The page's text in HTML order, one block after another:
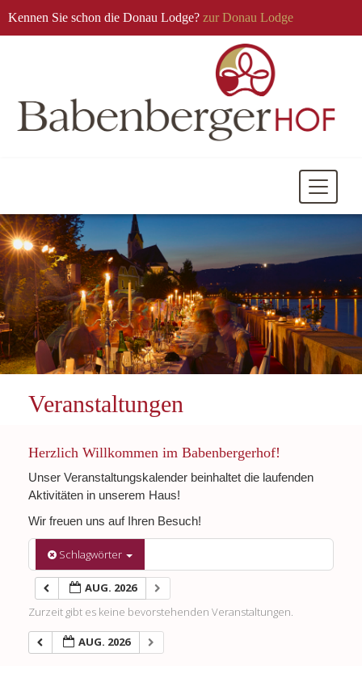
Kennen Sie schon die Donau Lodge? zur Donau Lodge
Mobile
Veranstaltungen
Herzlich Willkommen im Babenbergerhof!
Unser Veranstaltungskalender beinhaltet die laufenden
Aktivitäten in unserem Haus!
Wir freuen uns auf Ihren Besuch!
Schlagwörter
AUG. 2026
Zurzeit gibt es keine bevorstehenden Veranstaltungen.
AUG. 2026